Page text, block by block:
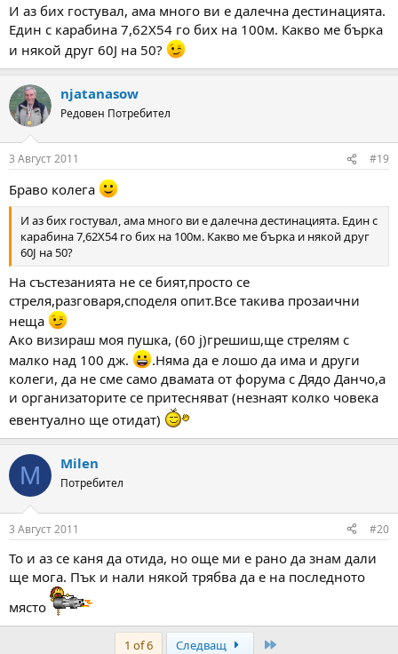
И аз бих гостувал, ама много ви е далечна дестинацията.
Един с карабина 7,62Х54 го бих на 100м. Какво ме бърка
и някой друг 60J на 50?
njatanasow
Редовен Потребител
3 Август 2011 #19
Браво колега
И аз бих гостувал, ама много ви е далечна дестинацията. Един с
карабина 7,62Х54 го бих на 100м. Какво ме бърка и някой друг
60J на 50?
На състезанията не се бият,просто се
стреля,разговаря,споделя опит.Все такива прозаични
неща
Ако визираш моя пушка, (60 j)грешиш,ще стрелям с
малко над 100 дж.
.Няма да е лошо да има и други
колеги, да не сме само двамата от форума с Дядо Данчо,а
и организаторите се притесняват (незнаят колко човека
евентуално ще отидат)
M Milen
Потребител
3 Август 2011 #20
То и аз се каня да отида, но още ми е рано да знам дали
ще мога. Пък и нали някой трябва да е на последното
място
1 of 6 Следващ